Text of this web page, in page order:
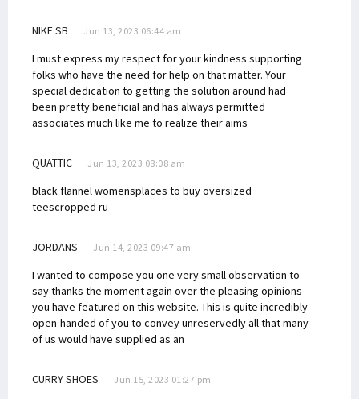
NIKE SB Jun 13, 2023 06:44 am
I must express my respect for your kindness supporting
folks who have the need for help on that matter. Your
special dedication to getting the solution around had
been pretty beneficial and has always permitted
associates much like me to realize their aims
QUATTIC Jun 13, 2023 08:08 am
black flannel womensplaces to buy oversized
teescropped ru
JORDANS Jun 14, 2023 09:47 am
I wanted to compose you one very small observation to
say thanks the moment again over the pleasing opinions
you have featured on this website. This is quite incredibly
open-handed of you to convey unreservedly all that many
of us would have supplied as an
CURRY SHOES Jun 15, 2023 01:27 pm